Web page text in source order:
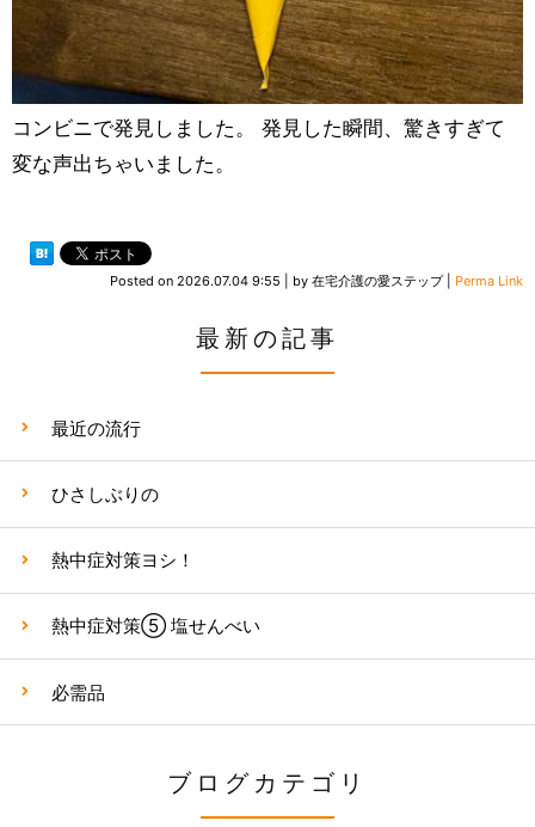
コンビニで発見しました。 発見した瞬間、驚きすぎて
変な声出ちゃいました。
Posted on 2026.07.04 9:55 by 在宅介護の愛ステップ| Perma Link
最新の記事
最近の流行
ひさしぶりの
熱中症対策ヨシ！
熱中症対策⑤ 塩せんべい
必需品
ブログカテゴリ